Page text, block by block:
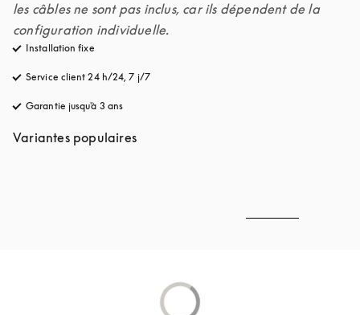
les câbles ne sont pas inclus, car ils dépendent de la
configuration individuelle.
Installation fixe
Service client 24 h/24, 7 j/7s’ouvre dans un nouvel onglet
Garantie jusqu'à 3 ans
Variantes populaires